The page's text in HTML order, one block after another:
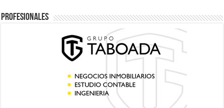
Profesionales